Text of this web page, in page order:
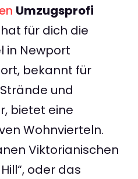
Umzugsprofi
hat für dich die
in Newport
bekannt für
und
bietet eine
Wohnvierteln.
Viktorianischen
oder das